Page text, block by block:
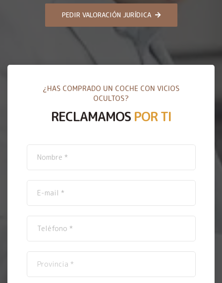
PEDIR VALORACIÓN JURÍDICA
¿HAS COMPRADO UN COCHE CON VICIOS
OCULTOS?
RECLAMAMOS POR TI